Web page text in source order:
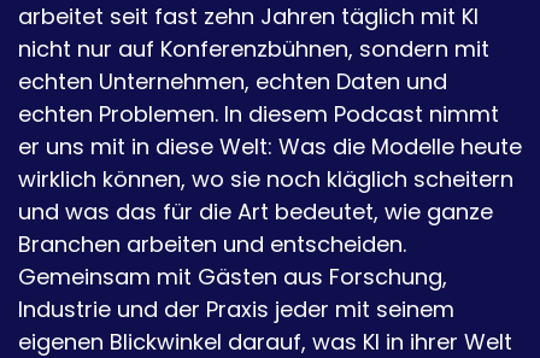
arbeitet seit fast zehn Jahren täglich mit KI
nicht nur auf Konferenzbühnen, sondern mit
echten Unternehmen, echten Daten und
echten Problemen. In diesem Podcast nimmt
er uns mit in diese Welt: Was die Modelle heute
wirklich können, wo sie noch kläglich scheitern
und was das für die Art bedeutet, wie ganze
Branchen arbeiten und entscheiden.
Gemeinsam mit Gästen aus Forschung,
Industrie und der Praxis jeder mit seinem
eigenen Blickwinkel darauf, was KI in ihrer Welt